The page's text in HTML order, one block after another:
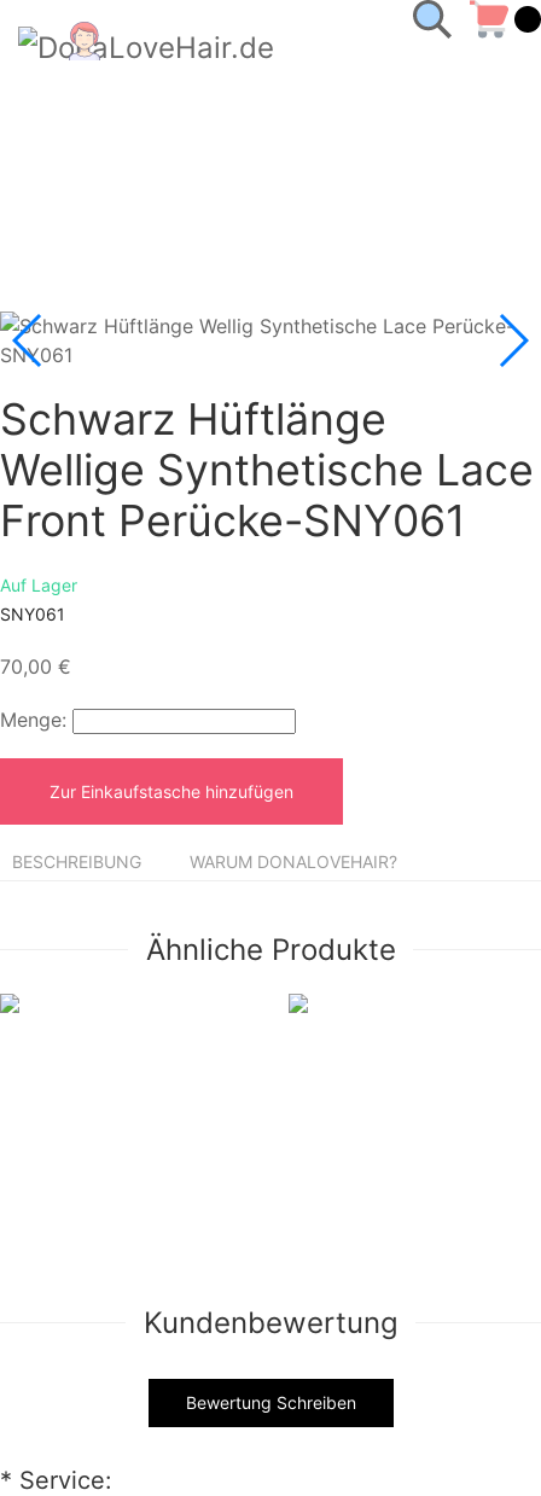
Schwarz Hüftlänge
Wellige Synthetische Lace
Front Perücke-SNY061
Auf Lager
SNY061
70,00 €
Menge:
Zur Einkaufstasche hinzufügen
BESCHREIBUNG WARUM DONALOVEHAIR?
Ähnliche Produkte
Kundenbewertung
Bewertung Schreiben
* Service: